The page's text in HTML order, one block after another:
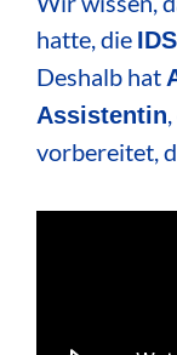
hatte, die
Deshalb hat
Assistentin
vorbereitet,